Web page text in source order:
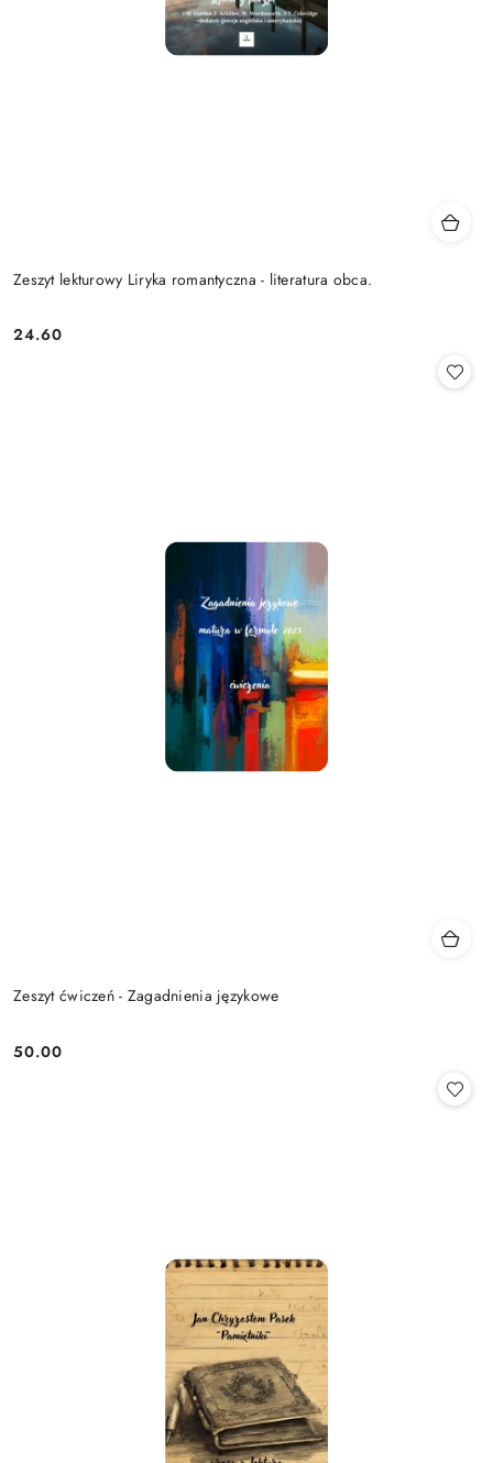
Zeszyt lekturowy Liryka romantyczna - literatura obca.
Cena:
24.60
Zeszyt ćwiczeń - Zagadnienia językowe
Cena:
50.00